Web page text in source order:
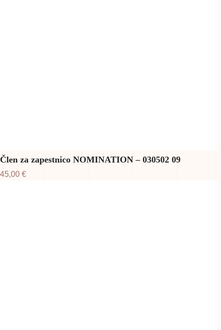
Člen za zapestnico NOMINATION – 030502 09
45,00 €